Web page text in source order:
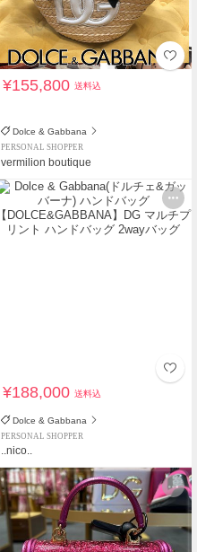
¥155,800送料込
Dolce & Gabbana
PERSONAL SHOPPER
vermilion boutique
¥188,000送料込
Dolce & Gabbana
PERSONAL SHOPPER
..nico..